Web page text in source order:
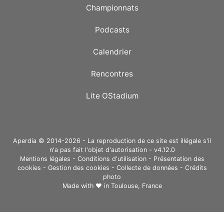
Championnats
Podcasts
Calendrier
Rencontres
Lite OStadium
Aperdia © 2014-2026 - La reproduction de ce site est illégale s'il
n'a pas fait l'objet d'autorisation - v4.12.0
Mentions légales - Conditions d'utilisation- Présentation des
cookies - Gestion des cookies - Collecte de données - Crédits
photo
Made with ❤ in Toulouse, France